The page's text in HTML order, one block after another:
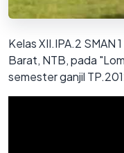
Kelas XII.IPA.2 SMAN
Barat, NTB, pada
semester ganjil